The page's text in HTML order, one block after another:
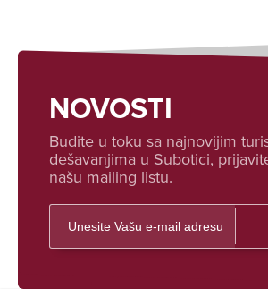
NOVOSTI
Budite u toku sa najnovijim
dešavanjima u Subotici,
našu mailing listu.